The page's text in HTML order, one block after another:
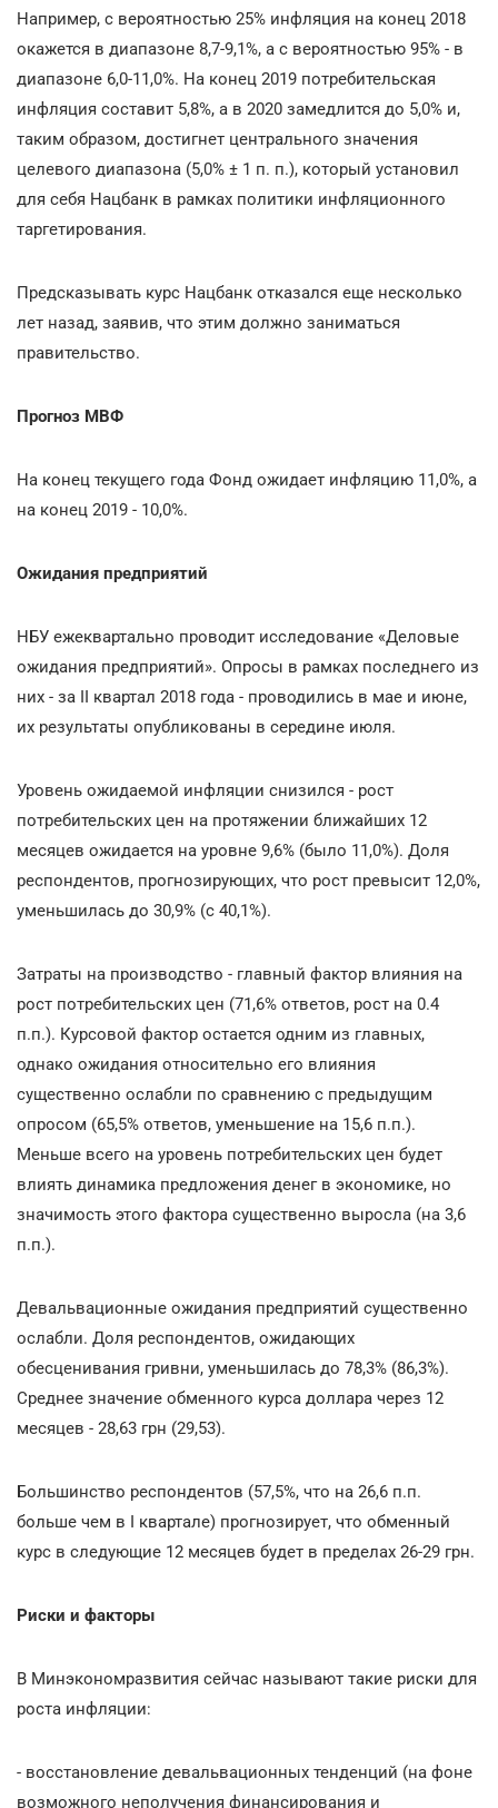
Например, с вероятностью 25% инфляция на конец 2018
окажется в диапазоне 8,7-9,1%, а с вероятностью 95% - в
диапазоне 6,0-11,0%. На конец 2019 потребительская
инфляция составит 5,8%, а в 2020 замедлится до 5,0% и,
таким образом, достигнет центрального значения
целевого диапазона (5,0% ± 1 п. п.), который установил
для себя Нацбанк в рамках политики инфляционного
таргетирования.
Предсказывать курс Нацбанк отказался еще несколько
лет назад, заявив, что этим должно заниматься
правительство.
Прогноз МВФ
На конец текущего года Фонд ожидает инфляцию 11,0%, а
на конец 2019 - 10,0%.
Ожидания предприятий
НБУ ежеквартально проводит исследование «Деловые
ожидания предприятий». Опросы в рамках последнего из
них - за II квартал 2018 года - проводились в мае и июне,
их результаты опубликованы в середине июля.
Уровень ожидаемой инфляции снизился - рост
потребительских цен на протяжении ближайших 12
месяцев ожидается на уровне 9,6% (было 11,0%). Доля
респондентов, прогнозирующих, что рост превысит 12,0%,
уменьшилась до 30,9% (с 40,1%).
Затраты на производство - главный фактор влияния на
рост потребительских цен (71,6% ответов, рост на 0.4
п.п.). Курсовой фактор остается одним из главных,
однако ожидания относительно его влияния
существенно ослабли по сравнению с предыдущим
опросом (65,5% ответов, уменьшение на 15,6 п.п.).
Меньше всего на уровень потребительских цен будет
влиять динамика предложения денег в экономике, но
значимость этого фактора существенно выросла (на 3,6
п.п.).
Девальвационные ожидания предприятий существенно
ослабли. Доля респондентов, ожидающих
обесценивания гривни, уменьшилась до 78,3% (86,3%).
Среднее значение обменного курса доллара через 12
месяцев - 28,63 грн (29,53).
Большинство респондентов (57,5%, что на 26,6 п.п.
больше чем в I квартале) прогнозирует, что обменный
курс в следующие 12 месяцев будет в пределах 26-29 грн.
Риски и факторы
В Минэкономразвития сейчас называют такие риски для
роста инфляции:
- восстановление девальвационных тенденций (на фоне
возможного неполучения финансирования и